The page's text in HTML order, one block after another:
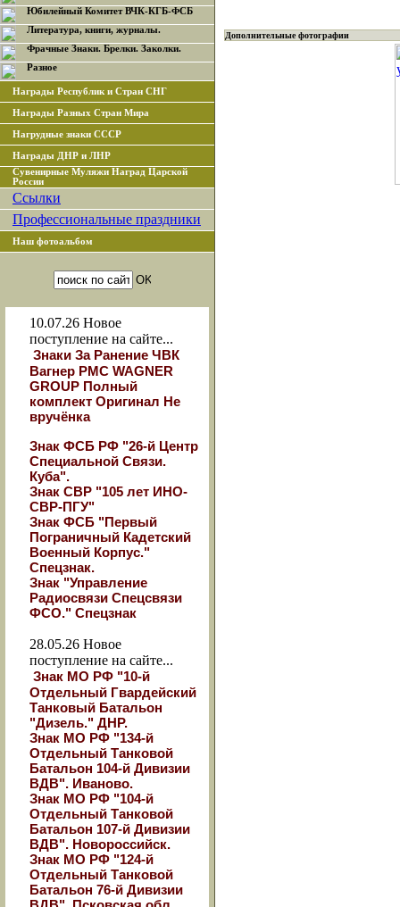
Юбилейный Комитет ВЧК-КГБ-ФСБ
Литература, книги, журналы.
Фрачные Знаки. Брелки. Заколки.
Разное
Награды Республик и Стран СНГ
Награды Разных Стран Мира
Нагрудные знаки СССР
Награды ДНР и ЛНР
Сувенирные Муляжи Наград Царской
России
Ссылки
Профессиональные праздники
Наш фотоальбом
10.07.26 Новое
поступление на сайте...
Знаки За Ранение ЧВК
Вагнер РМС WAGNER
GROUP Полный
комплект Оригинал Не
вручёнка
Знак ФСБ РФ "26-й Центр
Специальной Связи.
Куба".
Знак СВР "105 лет ИНО-
СВР-ПГУ"
Знак ФСБ "Первый
Пограничный Кадетский
Военный Корпус."
Спецзнак.
Знак "Управление
Радиосвязи Спецсвязи
ФСО." Спецзнак
28.05.26 Новое
поступление на сайте...
Знак МО РФ "10-й
Отдельный Гвардейский
Танковый Батальон
"Дизель." ДНР.
Знак МО РФ "134-й
Отдельный Танковой
Батальон 104-й Дивизии
ВДВ". Иваново.
Знак МО РФ "104-й
Отдельный Танковой
Батальон 107-й Дивизии
ВДВ". Новороссийск.
Знак МО РФ "124-й
Отдельный Танковой
Батальон 76-й Дивизии
Дополнительные фотографии